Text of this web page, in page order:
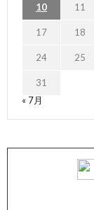
10 11
17 18
24 25
31
« 7月